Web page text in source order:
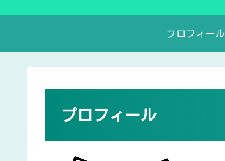
プロフィール
プロフィール